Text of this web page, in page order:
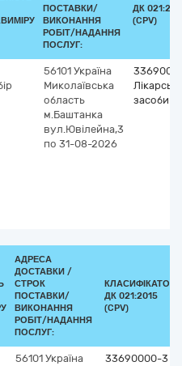
ПОСТАВКИ/
ВИКОНАННЯ
РОБІТ/НАДАННЯ
ПОСЛУГ:
ДК
(CPV)
56101 Україна
Миколаївська
область
м.Баштанка
вул.Ювілейна,3
по 31-08-2026
Лікарські
засоби
АДРЕСА
ДОСТАВКИ /
СТРОК
ПОСТАВКИ/
ВИКОНАННЯ
РОБІТ/НАДАННЯ
ПОСЛУГ:
КЛАСИФІКАТОР
ДК 021:2015
(CPV)
56101 Україна
33690000-3